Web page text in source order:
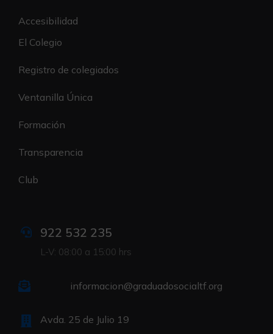
Accesibilidad
El Colegio
Registro de colegiados
Ventanilla Única
Formación
Transparencia
Club
922 532 235
L-V: 08:00 a 15:00 hrs
informacion@graduadosocialtf.org
Avda. 25 de Julio 19